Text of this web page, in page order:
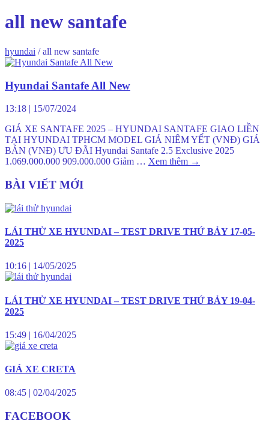
all new santafe
hyundai /all new santafe
Hyundai Santafe All New
13:18 | 15/07/2024
GIÁ XE SANTAFE 2025 – HYUNDAI SANTAFE GIAO LIỀN
TẠI HYUNDAI TPHCM MODEL GIÁ NIÊM YẾT (VNĐ) GIÁ
BÁN (VNĐ) ƯU ĐÃI Hyundai Santafe 2.5 Exclusive 2025
1.069.000.000 909.000.000 Giảm … Xem thêm →
BÀI VIẾT MỚI
LÁI THỬ XE HYUNDAI – TEST DRIVE THỨ BẢY 17-05-
2025
10:16 | 14/05/2025
LÁI THỬ XE HYUNDAI – TEST DRIVE THỨ BẢY 19-04-
2025
15:49 | 16/04/2025
GIÁ XE CRETA
08:45 | 02/04/2025
FACEBOOK